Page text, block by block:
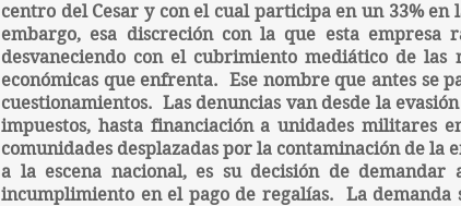
centro del Cesar y con el cual participa en un 33%
embargo, esa discreción con la que esta empresa
desvaneciendo con el cubrimiento mediático de las
económicas que enfrenta. Ese nombre que antes se
cuestionamientos. Las denuncias van desde la
impuestos, hasta financiación a unidades militares
comunidades desplazadas por la contaminación de la
a la escena nacional, es su decisión de
incumplimiento en el pago de regalías. La